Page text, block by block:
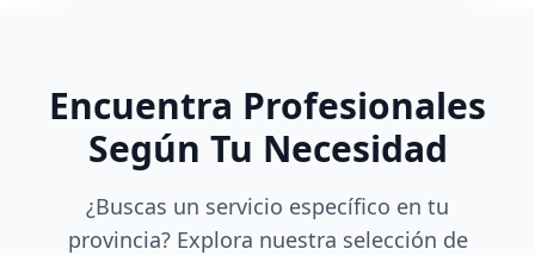
Encuentra Profesionales
Según Tu Necesidad
¿Buscas un servicio específico en tu
provincia? Explora nuestra selección de